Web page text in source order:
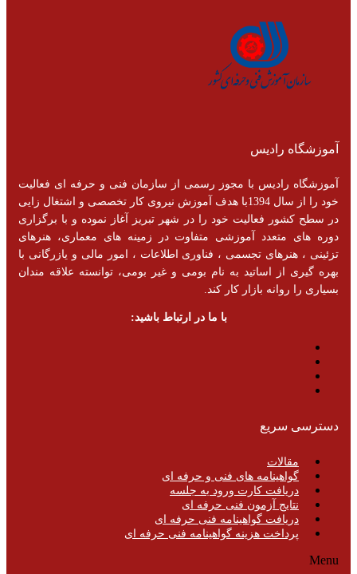
آموزشگاه رادیس
آموزشگاه رادیس با مجوز رسمی از سازمان فنی و حرفه ای فعالیت
خود را از سال 1394با هدف آموزش نیروی کار تخصصی و اشتغال زایی
در سطح کشور فعالیت خود را در شهر تبریز آغاز نموده و با برگزاری
دوره های متعدد آموزشی متفاوت در زمینه های معماری، هنرهای
تزئینی ، هنرهای تجسمی ، فناوری اطلاعات ، امور مالی و یازرگانی با
بهره گیری از اساتید به نام بومی و غیر بومی، توانسته علاقه مندان
بسیاری را روانه بازار کار کند.
با ما در ارتباط باشید:
دسترسی سریع
مقالات
گواهینامه های فنی و حرفه ای
دریافت کارت ورود به جلسه
نتایج آزمون فنی حرفه ای
دریافت گواهینامه فنی حرفه ای
پرداخت هزینه گواهینامه فنی حرفه ای
Menu